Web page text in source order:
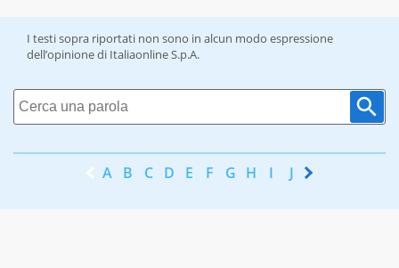
I testi sopra riportati non sono in alcun modo espressione
dell’opinione di Italiaonline S.p.A.
A B C D E F G H I J K